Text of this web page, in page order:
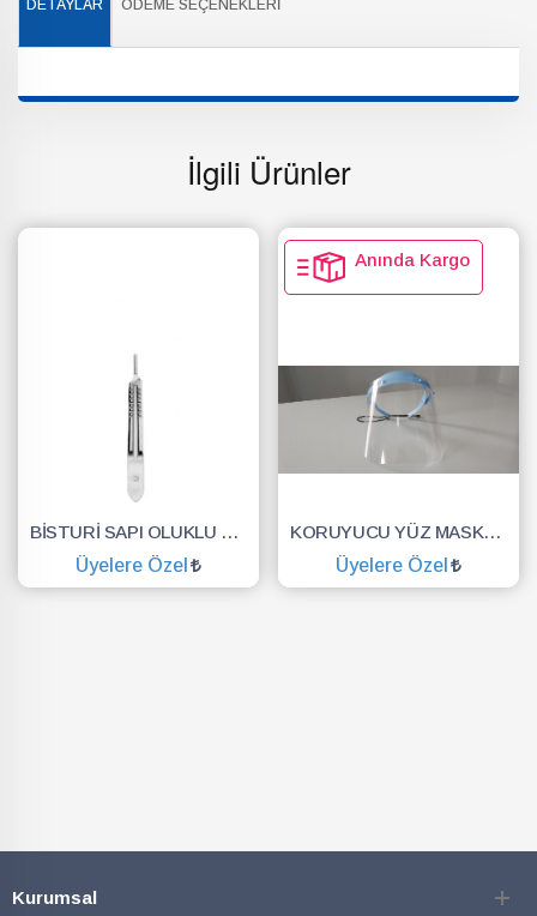
DETAYLAR ÖDEME SEÇENEKLERI
İlgili Ürünler
BİSTURİ SAPI OLUKLU NO.3
Üyelere Özel
Anında Kargo
KORUYUCU YÜZ MASKESİ SİPERLİK.YÜZ KALKANI.DENTAL MASKE
Üyelere Özel
Kurumsal